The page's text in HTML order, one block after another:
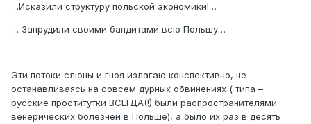
…Исказили структуру польской экономики!…
… Запрудили своими бандитами всю Польшу…
Эти потоки слюны и гноя излагаю конспективно, не
останавливаясь на совсем дурных обвинениях ( типа –
русские проститутки ВСЕГДА(!) были распространителями
венерических болезней в Польше), а было их раз в десять